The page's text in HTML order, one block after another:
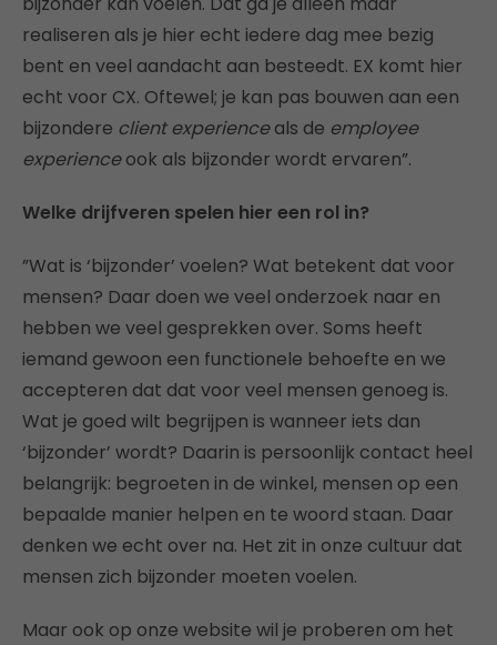
realiseren als je hier echt iedere dag mee bezig
bent en veel aandacht aan besteedt. EX komt hier
echt voor CX. Oftewel; je kan pas bouwen aan een
bijzondere client experienceals de employee
experienceook als bijzonder wordt ervaren”.
Welke drijfveren spelen hier een rol in?
”Wat is ‘bijzonder’ voelen? Wat betekent dat voor
mensen? Daar doen we veel onderzoek naar en
hebben we veel gesprekken over. Soms heeft
iemand gewoon een functionele behoefte en we
accepteren dat dat voor veel mensen genoeg is.
Wat je goed wilt begrijpen is wanneer iets dan
‘bijzonder’ wordt? Daarin is persoonlijk contact heel
belangrijk: begroeten in de winkel, mensen op een
bepaalde manier helpen en te woord staan. Daar
denken we echt over na. Het zit in onze cultuur dat
mensen zich bijzonder moeten voelen.
Maar ook op onze website wil je proberen om het